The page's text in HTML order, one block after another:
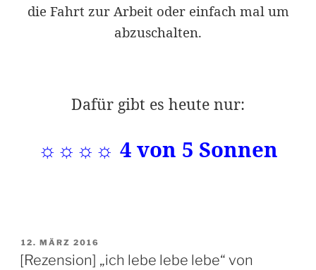
die Fahrt zur Arbeit oder einfach mal um
abzuschalten.
Dafür gibt es heute nur:
☼☼☼☼ 4 von 5 Sonnen
VERÖFFENTLICHT
AM
12. MÄRZ 2016
[Rezension] „ich lebe lebe lebe“ von